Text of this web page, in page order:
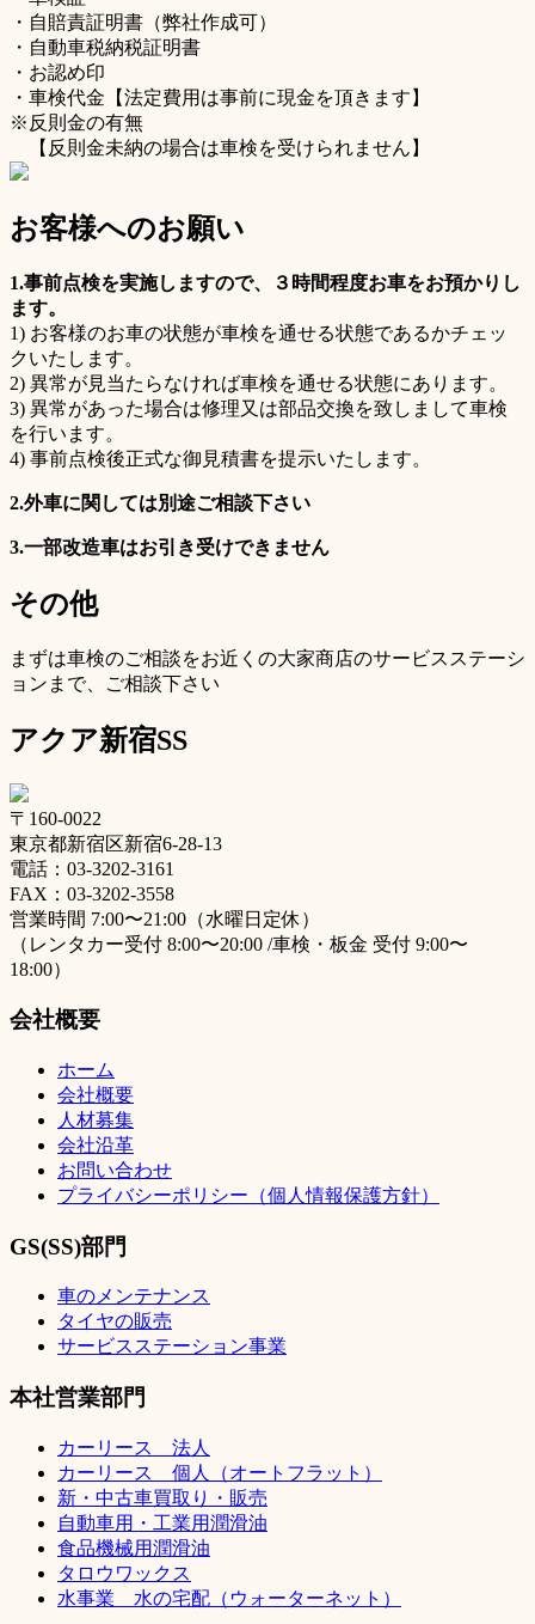
・自賠責証明書（弊社作成可）
・自動車税納税証明書
・お認め印
・車検代金【法定費用は事前に現金を頂きます】
※反則金の有無
【反則金未納の場合は車検を受けられません】
お客様へのお願い
1.事前点検を実施しますので、３時間程度お車をお預かりし
ます。
1) お客様のお車の状態が車検を通せる状態であるかチェッ
クいたします。
2) 異常が見当たらなければ車検を通せる状態にあります。
3) 異常があった場合は修理又は部品交換を致しまして車検
を行います。
4) 事前点検後正式な御見積書を提示いたします。
2.外車に関しては別途ご相談下さい
3.一部改造車はお引き受けできません
その他
まずは車検のご相談をお近くの大家商店のサービスステーシ
ョンまで、ご相談下さい
アクア新宿SS
〒160-0022
東京都新宿区新宿6-28-13
電話：03-3202-3161
FAX：03-3202-3558
営業時間 7:00〜21:00（水曜日定休）
（レンタカー受付 8:00〜20:00 /車検・板金 受付 9:00〜
18:00）
会社概要
ホーム
会社概要
人材募集
会社沿革
お問い合わせ
プライバシーポリシー（個人情報保護方針）
GS(SS)部門
車のメンテナンス
タイヤの販売
サービスステーション事業
本社営業部門
カーリース 法人
カーリース 個人（オートフラット）
新・中古車買取り・販売
自動車用・工業用潤滑油
食品機械用潤滑油
タロウワックス
水事業 水の宅配（ウォーターネット）